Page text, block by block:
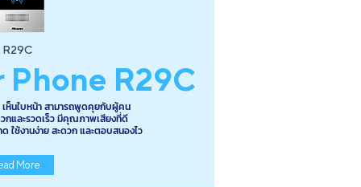
R29C
R29C
ห็นใบหน้า สามารถพูดคุยกับผู้คน
กและรวดเร็ว มีคุณภาพเสียงที่ดี
ช้งานง่าย สะดวก และตอบสนองไว
More